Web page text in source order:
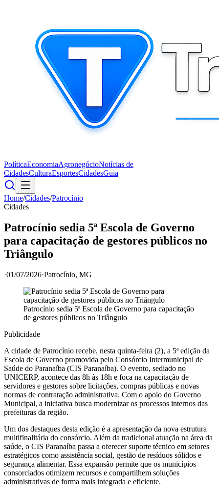
PolíticaEconomiaAgronegócioNotícias de
CidadesCulturaEsportesCidadesGuia
Home/Cidades/Patrocínio
Cidades
Patrocínio sedia 5ª Escola de Governo
para capacitação de gestores públicos no
Triângulo
·01/07/2026·Patrocínio, MG
Patrocínio sedia 5ª Escola de Governo para capacitação
de gestores públicos no Triângulo
Publicidade
A cidade de Patrocínio recebe, nesta quinta-feira (2), a 5ª edição da
Escola de Governo promovida pelo Consórcio Intermunicipal de
Saúde do Paranaíba (CIS Paranaíba). O evento, sediado no
UNICERP, acontece das 8h às 18h e foca na capacitação de
servidores e gestores sobre licitações, compras públicas e novas
normas de contratação administrativa. Com o apoio do Governo
Municipal, a iniciativa busca modernizar os processos internos das
prefeituras da região.
Um dos destaques desta edição é a apresentação da nova estrutura
multifinalitária do consórcio. Além da tradicional atuação na área da
saúde, o CIS Paranaíba passa a oferecer suporte técnico em setores
estratégicos como assistência social, gestão de resíduos sólidos e
segurança alimentar. Essa expansão permite que os municípios
consorciados otimizem recursos e compartilhem soluções
administrativas de forma mais integrada e eficiente.